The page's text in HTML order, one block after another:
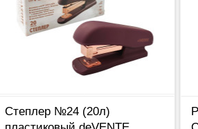
Степлер №24 (20л)